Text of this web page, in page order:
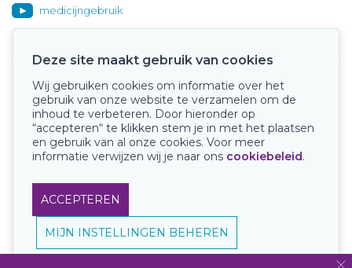
medicijngebruik
Onze keurmerken
Deze site maakt gebruik van cookies
Wij gebruiken cookies om informatie over het
gebruik van onze website te verzamelen om de
inhoud te verbeteren. Door hieronder op
“accepteren“ te klikken stem je in met het plaatsen
en gebruik van al onze cookies. Voor meer
informatie verwijzen wij je naar ons cookiebeleid.
ACCEPTEREN
MIJN INSTELLINGEN BEHEREN